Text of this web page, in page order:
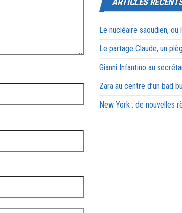
Le nucléaire saoudien,
Le partage Claude, un
Gianni Infantino au
Zara au centre d’un bad
New York : de nouvelles